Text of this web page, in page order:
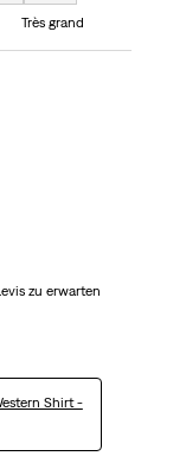
Très grand
zu erwarten
Shirt -